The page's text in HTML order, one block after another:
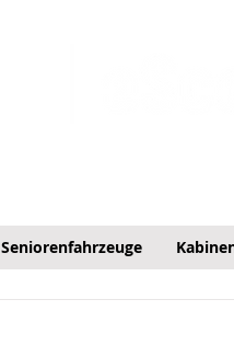
Seniorenfahrzeuge